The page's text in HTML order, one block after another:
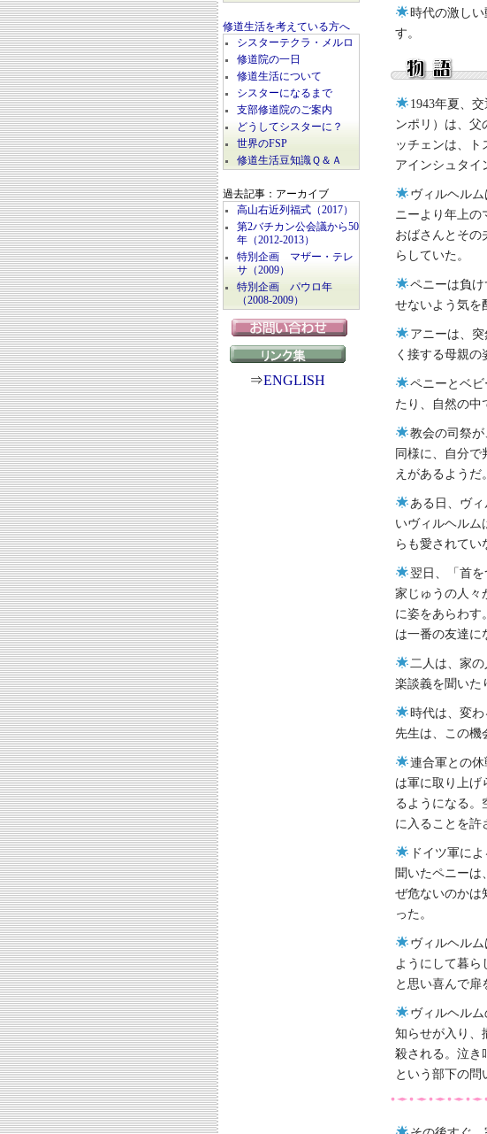
修道生活を考えている方へ
シスターテクラ・メルロ
修道院の一日
修道生活について
シスターになるまで
支部修道院のご案内
どうしてシスターに？
世界のFSP
修道生活豆知識Ｑ＆Ａ
過去記事：アーカイブ
高山右近列福式（2017）
第2バチカン公会議から50
年（2012-2013）
特別企画 マザー・テレ
サ（2009）
特別企画 パウロ年
（2008-2009）
⇒ENGLISH
時代の激し
す。
1943年夏、
ンポリ）は、父
ッチェンは、ト
アインシュタイ
ヴィルヘル
ニーより年上の
おばさんとその
らしていた。
ペニーは負
せないよう気を
アニーは、
く接する母親の
ペニーとベ
たり、自然の中
教会の司祭
同様に、自分で
えがあるようだ。
ある日、ヴ
いヴィルヘルム
らも愛されてい
翌日、「首
家じゅうの人々
に姿をあらわす
は一番の友達に
二人は、家
楽談義を聞いた
時代は、変
先生は、この機
連合軍との
は軍に取り上げ
るようになる。
に入ることを許
ドイツ軍に
聞いたペニーは
ぜ危ないのかは
った。
ヴィルヘル
ようにして暮
と思い喜んで扉
ヴィルヘル
知らせが入り、
殺される。泣き
という部下の問